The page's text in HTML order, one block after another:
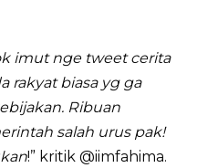
imut nge tweet cerita
rakyat biasa yg ga
Ribuan
salah urus pak!
!” kritik @iimfahima.